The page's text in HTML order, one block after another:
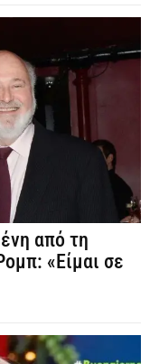
από τη
«Είμαι σε